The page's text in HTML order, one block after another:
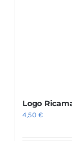
Logo
4,50€